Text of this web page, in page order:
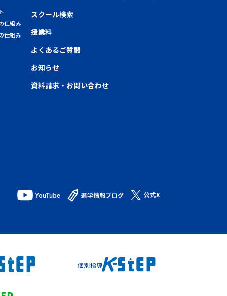
仕組み
仕組み
スクール検索
授業料
よくあるご質問
お知らせ
資料請求・お問い合わせ